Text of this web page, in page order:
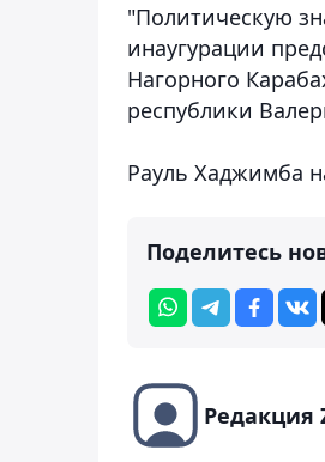
"Политическую
инаугурации
Нагорного
республики
Рауль Хаджимба
Поделитесь
Редакция